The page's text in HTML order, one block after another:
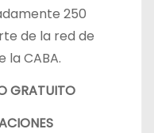
250
de la red de
la CABA.
GRATUITO